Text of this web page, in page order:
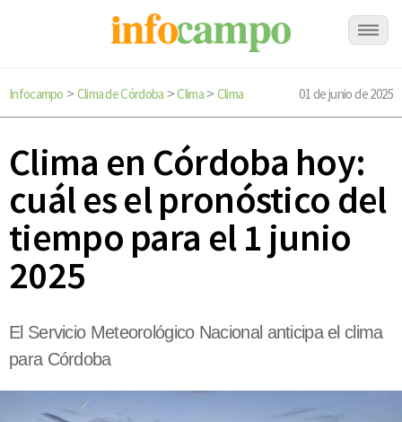
Infocampo > Clima de Córdoba >Clima> Clima 01 de junio de 2025
Clima en Córdoba hoy:
cuál es el pronóstico del
tiempo para el 1 junio
2025
El Servicio Meteorológico Nacional anticipa el clima
para Córdoba